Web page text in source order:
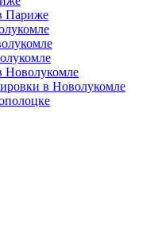
Париже
Новолукомле
в Новолукомле